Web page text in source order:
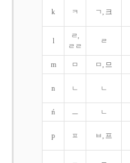
k ㅋ ㄱ, 크
l
ㄹ,
ㄹㄹ
ㄹ
m ㅁ ㅁ, 므
n ㄴ ㄴ
ń ㅡ ㄴ
p ㅍ ㅂ, 프